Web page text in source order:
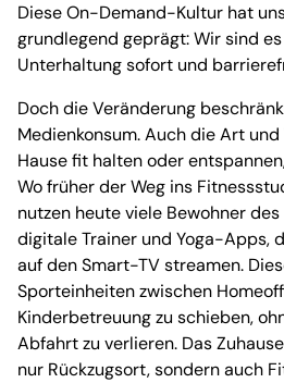
Diese On-Demand-Kultur hat
grundlegend geprägt: Wir sind
Unterhaltung sofort und
Doch die Veränderung
Medienkonsum. Auch die Art und
Hause fit halten oder
Wo früher der Weg ins
nutzen heute viele Bewohner
digitale Trainer und Yoga-Apps,
auf den Smart-TV streamen.
Sporteinheiten zwischen
Kinderbetreuung zu schieben,
Abfahrt zu verlieren. Das
nur Rückzugsort, sondern auch